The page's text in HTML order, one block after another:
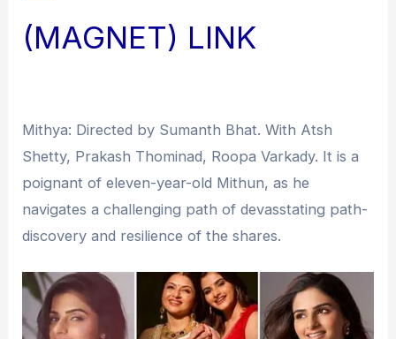
(MAGNET) LINK
Mithya: Directed by Sumanth Bhat. With Atsh
Shetty, Prakash Thominad, Roopa Varkady. It is a
poignant of eleven-year-old Mithun, as he
navigates a challenging path of devasstating path-
discovery and resilience of the shares.